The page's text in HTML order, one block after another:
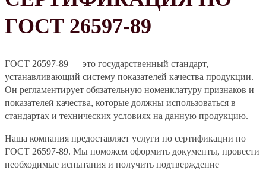
ГОСТ 26597-89
ГОСТ 26597-89 — это государственный стандарт,
устанавливающий систему показателей качества продукции.
Он регламентирует обязательную номенклатуру признаков и
показателей качества, которые должны использоваться в
стандартах и технических условиях на данную продукцию.
Наша компания предоставляет услуги по сертификации по
ГОСТ 26597-89. Мы поможем оформить документы, провести
необходимые испытания и получить подтверждение